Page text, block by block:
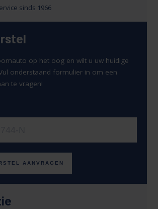
sinds 1966
op het oog en wilt u uw huidige
onderstaand formulier in om een
te vragen!
AANVRAGEN